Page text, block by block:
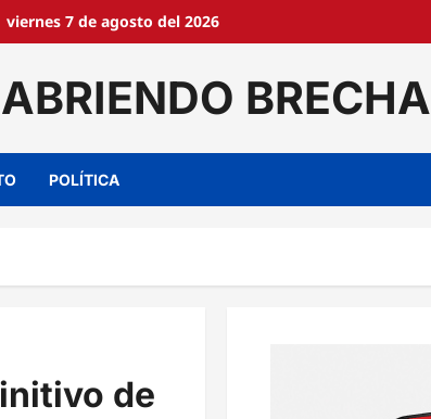
viernes 7 de agosto del 2026
ABRIENDO BRECHA
POLÍTICA
de